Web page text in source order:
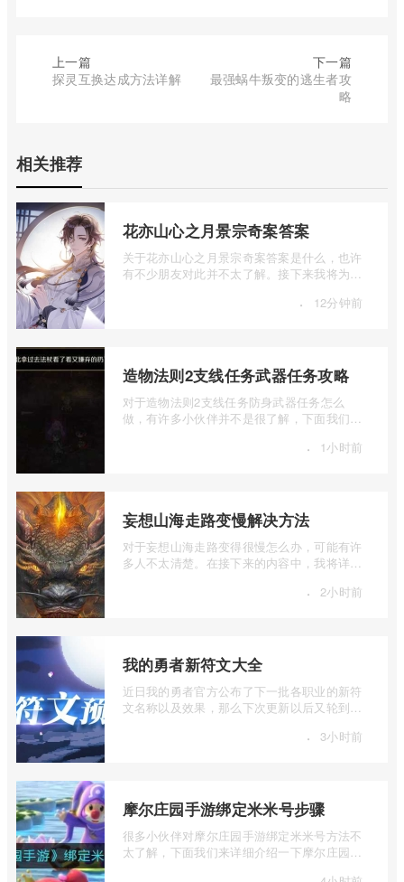
上一篇
探灵互换达成方法详解
下一篇
最强蜗牛叛变的逃生者攻
略
相关推荐
花亦山心之月景宗奇案答案
关于花亦山心之月景宗奇案答案是什么，也许
有不少朋友对此并不太了解。接下来我将为大
· 12分钟前
造物法则2支线任务武器任务攻略
对于造物法则2支线任务防身武器任务怎么
做，有许多小伙伴并不是很了解，下面我们来
· 1小时前
妄想山海走路变慢解决方法
对于妄想山海走路变得很慢怎么办，可能有许
多人不太清楚。在接下来的内容中，我将详细
· 2小时前
我的勇者新符文大全
近日我的勇者官方公布了下一批各职业的新符
文名称以及效果，那么下次更新以后又轮到谁
· 3小时前
摩尔庄园手游绑定米米号步骤
很多小伙伴对摩尔庄园手游绑定米米号方法不
太了解，下面我们来详细介绍一下摩尔庄园手